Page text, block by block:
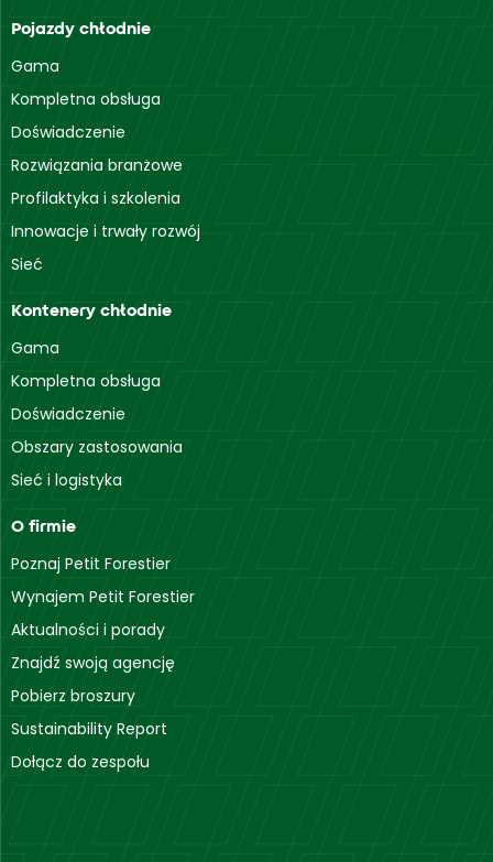
Pojazdy chłodnie
Gama
Kompletna obsługa
Doświadczenie
Rozwiązania branżowe
Profilaktyka i szkolenia
Innowacje i trwały rozwój
Sieć
Kontenery chłodnie
Gama
Kompletna obsługa
Doświadczenie
Obszary zastosowania
Sieć i logistyka
O firmie
Poznaj Petit Forestier
Wynajem Petit Forestier
Aktualności i porady
Znajdź swoją agencję
Pobierz broszury
Sustainability Report
Dołącz do zespołu